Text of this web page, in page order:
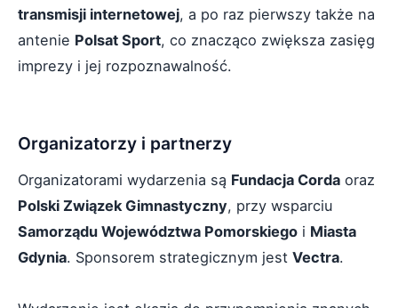
transmisji internetowej, a po raz pierwszy także na
antenie Polsat Sport, co znacząco zwiększa zasięg
imprezy i jej rozpoznawalność.
Organizatorzy i partnerzy
Organizatorami wydarzenia są Fundacja Corda oraz
Polski Związek Gimnastyczny, przy wsparciu
Samorządu Województwa Pomorskiego i Miasta
Gdynia. Sponsorem strategicznym jest Vectra.